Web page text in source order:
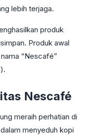
lebih terjaga.
produk
Produk awal
“Nescafé”
Nescafé
meraih perhatian di
menyeduh kopi